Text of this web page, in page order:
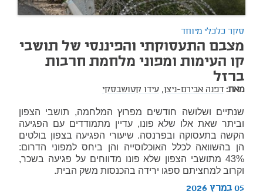
סקר כלכלי מיוחד
מצבם התעסוקתי והפיננסי של תושבי
קו העימות ומפוני מלחמת חרבות
ברזל
מאת: דפנה אבירם-ניצן, עידו קטושבסקי
שנתיים ושלושה חודשים מפרוץ המלחמה, תושבי הצפון
וביתר שאת אלו שלא פונו, עדיין מתמודדים עם הפגיעה
הקשה בתעסוקה ובפרנסה. שיעורי הפגיעה בצפון בולטים
הן בהשוואה לכלל האוכלוסייה והן ביחס למפוני הדרום:
43% מתושבי הצפון שלא פונו מדווחים על פגיעה בשכר,
וקרוב למחציתם ספגו ירידה בהכנסות משק הבית.
05 במרץ 2026